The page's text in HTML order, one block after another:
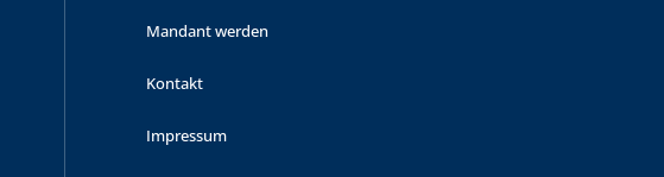
Mandant werden
Kontakt
Impressum